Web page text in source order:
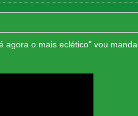
o mais eclético" vou